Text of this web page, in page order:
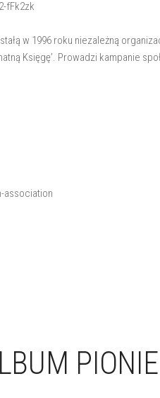
fFk2zk
w 1996 roku niezależną
Księgę’. Prowadzi kampanie
association